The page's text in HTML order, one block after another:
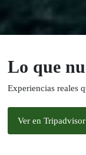
Lo que
Experiencias reales
Ver en Tripadvisor